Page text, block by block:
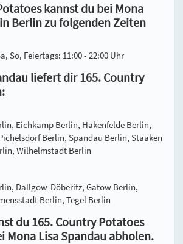
kannst du bei Mona
Berlin zu folgenden Zeiten
So, Feiertags: 11:00 - 22:00 Uhr
liefert dir 165. Country
Eichkamp Berlin, Hakenfelde Berlin,
Berlin, Spandau Berlin, Staaken
Wilhelmstadt Berlin
Dallgow-Döberitz, Gatow Berlin,
Berlin, Tegel Berlin
du 165. Country Potatoes
Mona Lisa Spandau abholen.